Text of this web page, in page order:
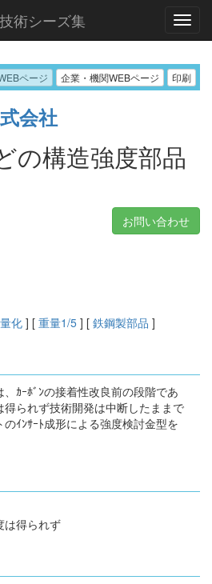
術シーズ集
ページ 企業・機関WEBページ 印刷
会社
の構造強度部品
お問い合わせ
化 ] [ 重量1/5 ] [ 鉄鋼製部品 ]
ｶｰﾎﾞﾝの接着性改良前の段階であ
得られず技術開発は中断したままで
ｲﾝｻｰﾄ成形による強度検討金型を
は得られず